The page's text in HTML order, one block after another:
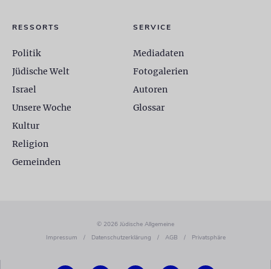
RESSORTS
Politik
Jüdische Welt
Israel
Unsere Woche
Kultur
Religion
Gemeinden
SERVICE
Mediadaten
Fotogalerien
Autoren
Glossar
© 2026 Jüdische Allgemeine
Impressum
/ Datenschutzerklärung / AGB / Privatsphäre